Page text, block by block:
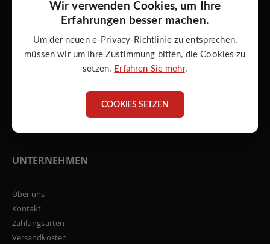
Wir verwenden Cookies, um Ihre
Erfahrungen besser machen.
Um der neuen e-Privacy-Richtlinie zu entsprechen,
müssen wir um Ihre Zustimmung bitten, die Cookies zu
setzen. Erfahren Sie mehr.
COOKIES SETZEN
ATMOS Zentrallager GmbH
Torgauer Str. 10 - 14
D - 04862 Mockrehna
info@atmos-zentrallager.de
UNTERNEHMEN
Über uns
Kontakt
Zahlungsarten
Versandkosten